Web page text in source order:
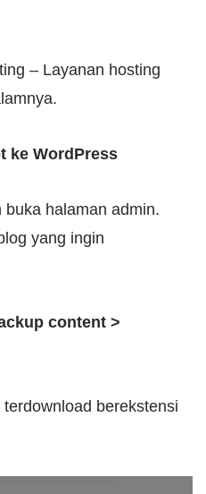
– Layanan hosting
ke WordPress
halaman admin.
yang ingin
content >
berekstensi